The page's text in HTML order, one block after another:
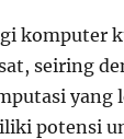
komputer
seiring
yang
potensi